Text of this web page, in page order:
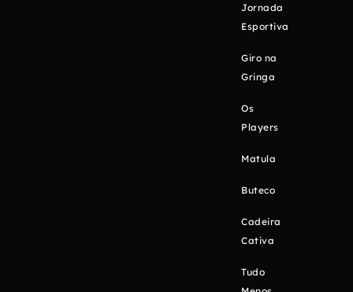
Jornada
Esportiva
Giro na
Gringa
Os
Players
Matula
Buteco
Cadeira
Cativa
Tudo